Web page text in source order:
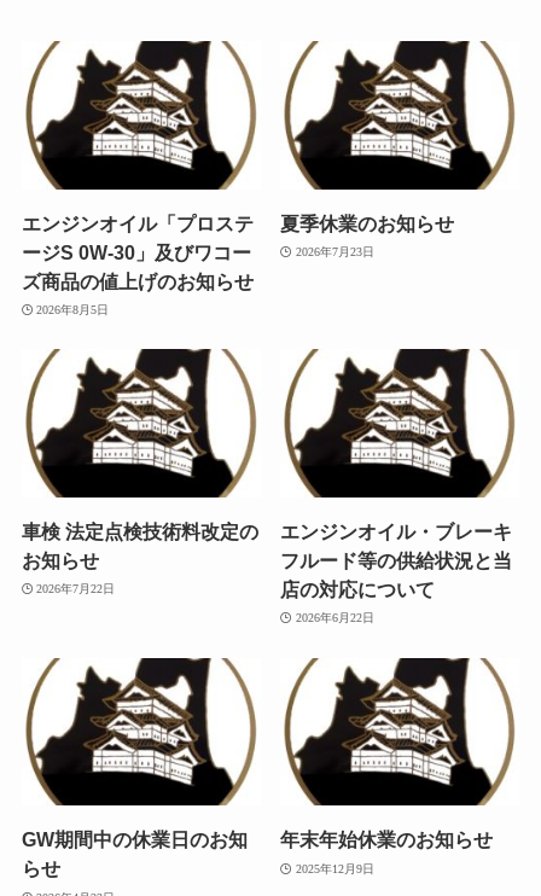
エンジンオイル「プロステ
ージS 0W-30」及びワコー
ズ商品の値上げのお知らせ
2026年8月5日
夏季休業のお知らせ
2026年7月23日
車検 法定点検技術料改定の
お知らせ
2026年7月22日
エンジンオイル・ブレーキ
フルード等の供給状況と当
店の対応について
2026年6月22日
GW期間中の休業日のお知
らせ
年末年始休業のお知らせ
2025年12月9日